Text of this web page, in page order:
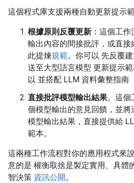
這個程式庫支援兩種自動更新提示
根據原則反覆更新 ：這個工
輸出內容的間接批評，或直
此提煉規範。你可以 先反覆
送至大型語言模型 更新提示
以 並搭配 LLM 資料彙整指南
直接批評模型輸出結果。這個
個模型輸出的意見回饋，並
模型輸出結果，直接提供給
範本。
這兩種工作流程對你的應用程式來
意的是 權衡取捨是製定實用、具體
智決策 資訊公開。